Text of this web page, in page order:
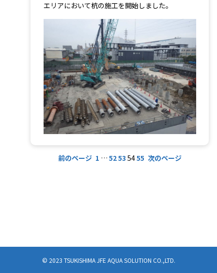
エリアにおいて杭の施工を開始しました。
前のページ 1 … 5253 5455 次のページ
© 2023 TSUKISHIMA JFE AQUA SOLUTION CO.,LTD.